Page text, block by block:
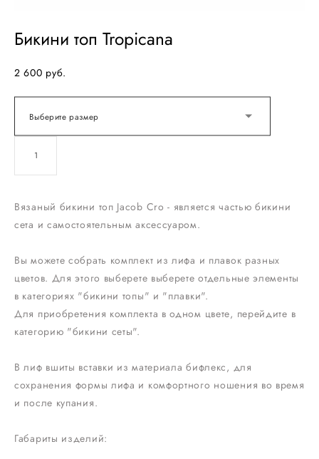
Бикини топ Tropicana
2 600 pуб.
Выберите размер
Вязаный бикини топ Jacob Cro - является частью бикини
сета и самостоятельным аксессуаром.
Вы можете собрать комплект из лифа и плавок разных
цветов. Для этого выберете выберете отдельные элементы
в категориях "бикини топы" и "плавки".
Для приобретения комплекта в одном цвете, перейдите в
категорию "бикини сеты".
В лиф вшиты вставки из материала бифлекс, для
сохранения формы лифа и комфортного ношения во время
и после купания.
Габариты изделий: